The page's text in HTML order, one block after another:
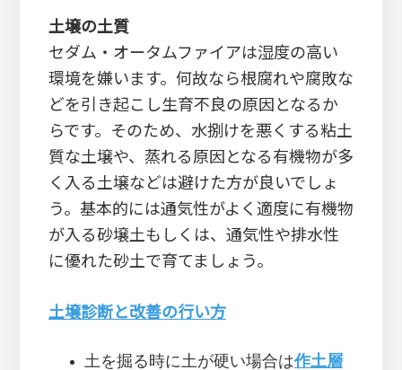
土壌の土質
セダム・オータムファイアは湿度の高い
環境を嫌います。何故なら根腐れや腐敗な
どを引き起こし生育不良の原因となるか
らです。そのため、水捌けを悪くする粘土
質な土壌や、蒸れる原因となる有機物が多
く入る土壌などは避けた方が良いでしょ
う。基本的には通気性がよく適度に有機物
が入る砂壌土もしくは、通気性や排水性
に優れた砂土で育てましょう。
土壌診断と改善の行い方
土を掘る時に土が硬い場合は作土層